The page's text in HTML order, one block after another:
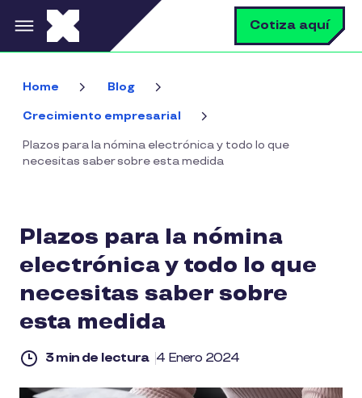
Pasar al contenido principal Cotiza aquí
Home Blog
Crecimiento empresarial
Plazos para la nómina electrónica y todo lo que
necesitas saber sobre esta medida
Plazos para la nómina
electrónica y todo lo que
necesitas saber sobre
esta medida
3 min de lectura 4 Enero 2024